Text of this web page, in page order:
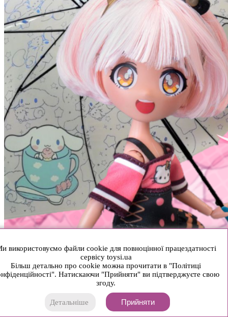
використовуємо файли cookie для повноцінної працездатності
сервісу toysi.ua
Більш детально про cookie можна прочитати в "Політиці
Натискаючи "Прийняти" ви підтверджуєте свою
згоду.
Детальніше Прийняти